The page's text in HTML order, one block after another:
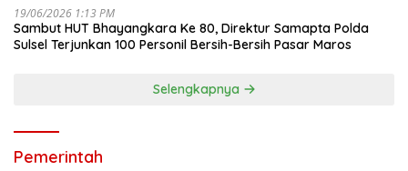
19/06/2026 1:13 PM
Sambut HUT Bhayangkara Ke 80, Direktur Samapta Polda
Sulsel Terjunkan 100 Personil Bersih-Bersih Pasar Maros
Selengkapnya
Pemerintah